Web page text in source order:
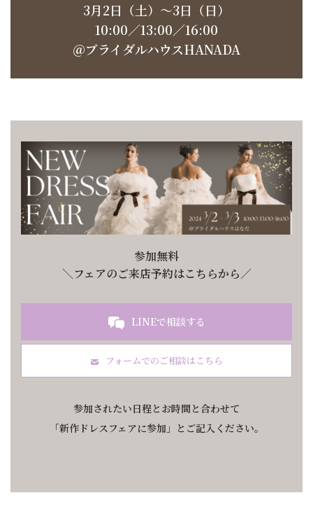
3月2日（土）〜3日（日）
10:00／13:00／16:00
＠ブライダルハウスHANADA
参加無料
＼フェアのご来店予約はこちらから／
LINEで相談する
フォームでのご相談はこちら
参加されたい日程とお時間と合わせて
「新作ドレスフェアに参加」とご記入ください。